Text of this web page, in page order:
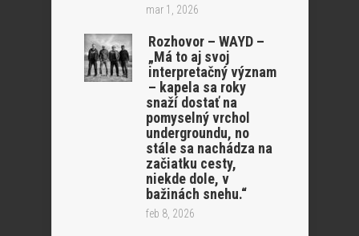
mar 1, 2026
Rozhovor – WAYD –
„Má to aj svoj
interpretačný význam
– kapela sa roky
snaží dostať na
pomyselný vrchol
undergroundu, no
stále sa nachádza na
začiatku cesty,
niekde dole, v
bažinách snehu.“
feb 8, 2026